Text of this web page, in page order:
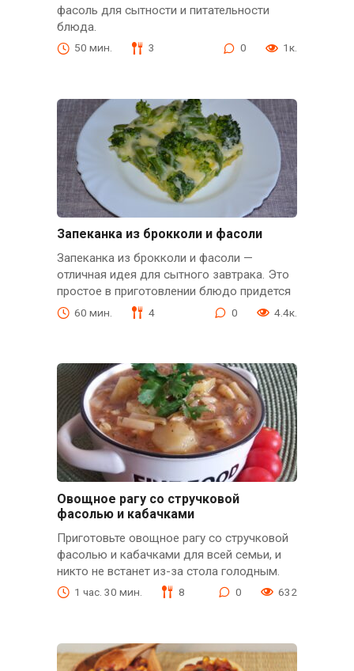
фасоль для сытности и питательности
блюда.
50 мин. 3 0 1к.
Запеканка из брокколи и фасоли
Запеканка из брокколи и фасоли —
отличная идея для сытного завтрака. Это
простое в приготовлении блюдо придется
60 мин. 4 0 4.4к.
Овощное рагу со стручковой
фасолью и кабачками
Приготовьте овощное рагу со стручковой
фасолью и кабачками для всей семьи, и
никто не встанет из-за стола голодным.
1 час. 30 мин. 8 0 632